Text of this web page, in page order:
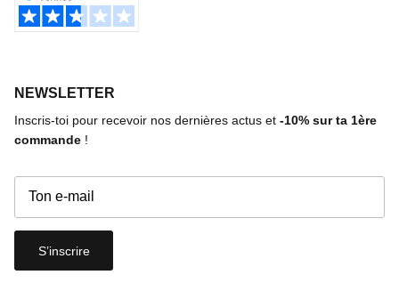
NEWSLETTER
Inscris-toi pour recevoir nos dernières actus et -10% sur ta 1ère
commande !
S’inscrire